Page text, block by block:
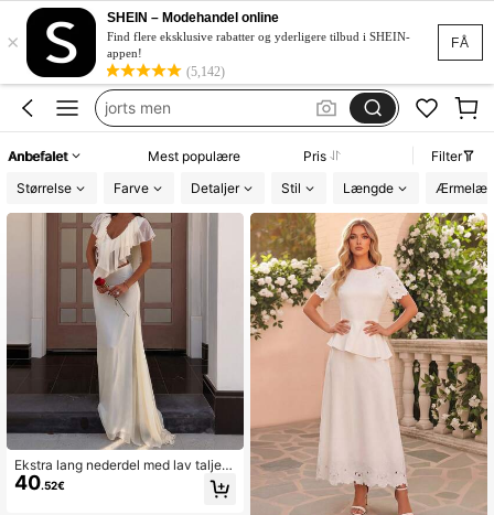
FÅ
×
SHEIN – Modehandel online
Find flere eksklusive rabatter og yderligere tilbud i SHEIN-
appen!
(5,142)
women swimming wear
missguided
jorts men
women swimming wear
Anbefalet Mest populære Pris
Filter
Størrelse
Farve Detaljer Stil Længde
Ekstra lang nederdel med lav talje o
g slank pasform, enkel og elegant st
il, hvid bryllupskjole
40.52€